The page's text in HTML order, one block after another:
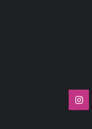
يوتيوب